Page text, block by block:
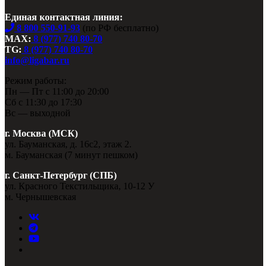
Единая контактная линия:
8 800 550-91-93 (по РФ бесплатно)
MAX: 8 (977) 740 80-70
TG: 8 (977) 740 80-70
info@ligabar.ru
Режим работы:
Пн — Пт с 11:00 до 20:00
Сб с 11:30 до 17:30
Вс — выходной
г. Москва (МСК)
ул. Бауманская, д. 16с2, этаж 2.
м. Бауманская (7 минут пешком)
г. Санкт-Петербург (СПБ)
ул. Красного Текстильщика, 10-12 У
м. Чернышевская